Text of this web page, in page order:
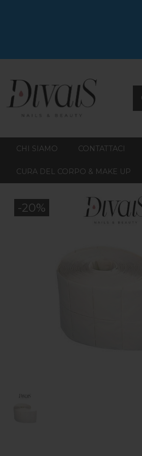
CHI SIAMO CONTATTACI
CURA DEL CORPO & MAKE UP
-20%